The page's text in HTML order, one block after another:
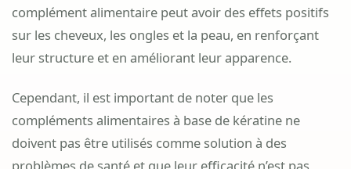
complément alimentaire peut avoir des effets positifs
sur les cheveux, les ongles et la peau, en renforçant
leur structure et en améliorant leur apparence.
Cependant, il est important de noter que les
compléments alimentaires à base de kératine ne
doivent pas être utilisés comme solution à des
problèmes de santé et que leur efficacité n’est pas